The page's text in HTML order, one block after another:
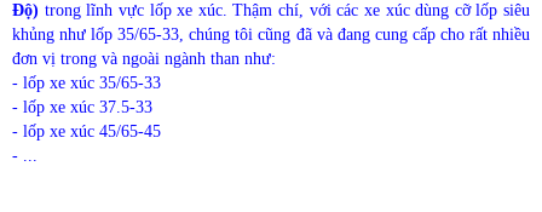
Độ) trong lĩnh vực lốp xe xúc. Thậm chí, với các xe xúc dùng cỡ lốp siêu
khủng như lốp 35/65-33, chúng tôi cũng đã và đang cung cấp cho rất nhiều
đơn vị trong và ngoài ngành than như:
- lốp xe xúc 35/65-33
- lốp xe xúc 37.5-33
- lốp xe xúc 45/65-45
- ...